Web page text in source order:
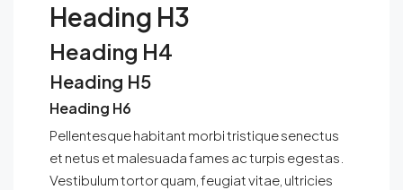
Heading H3
Heading H4
Heading H5
Heading H6
Pellentesque habitant morbi tristique senectus
et netus et malesuada fames ac turpis egestas.
Vestibulum tortor quam, feugiat vitae, ultricies